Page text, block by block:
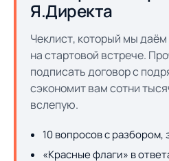
Я.Директа
Чеклист, который мы
на стартовой встрече.
подписать договор с
сэкономит вам сотни
вслепую.
10 вопросов с разбором,
«Красные флаги» в